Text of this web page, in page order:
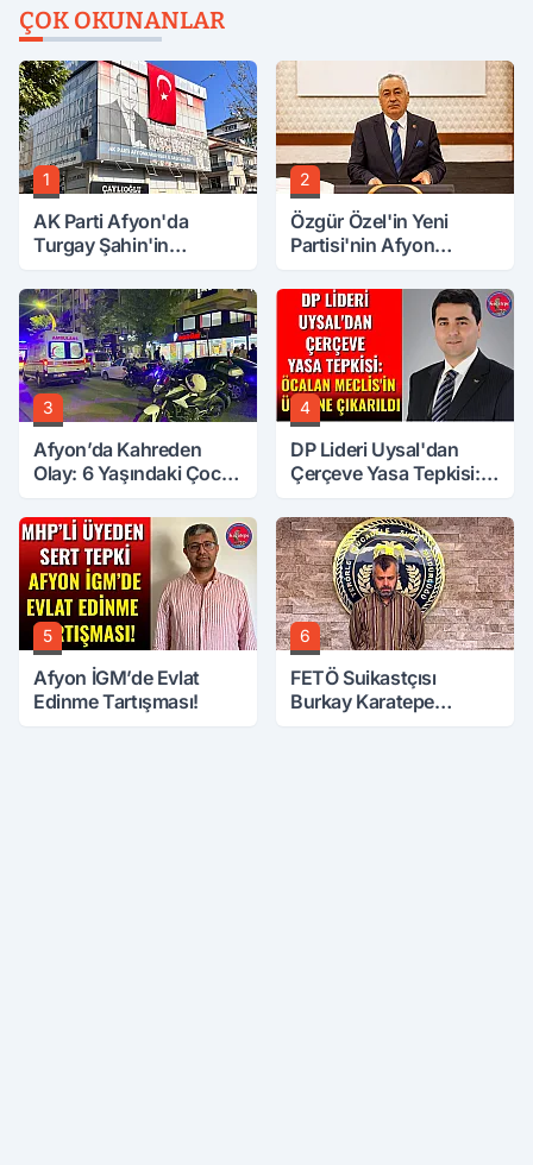
ÇOK OKUNANLAR
1
AK Parti Afyon'da
Turgay Şahin'in
2
Özgür Özel'in Yeni
Partisi'nin Afyon
3
Afyon’da Kahreden
Olay: 6 Yaşındaki Çocuk
4
DP Lideri Uysal'dan
Çerçeve Yasa Tepkisi:
Üzerine Çıkarıldı
5
Afyon İGM’de Evlat
Edinme Tartışması!
6
FETÖ Suikastçısı
Burkay Karatepe